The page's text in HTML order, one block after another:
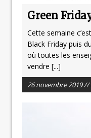
Green
Cette semaine
Black Friday puis
où toutes les
vendre [...]
26 novembre 2019